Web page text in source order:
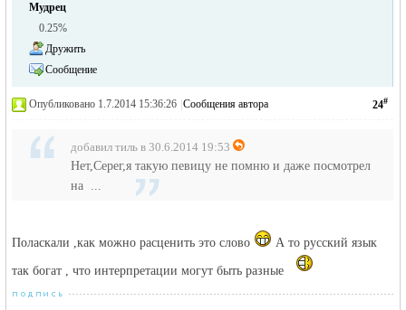
Мудрец
0.25%
Дружить
Сообщение
24#
Опубликовано 1.7.2014 15:36:26 Сообщения автора
добавил тиль в 30.6.2014 19:53
Нет,Серег,я такую певицу не помню и даже посмотрел
на ...
Поласкали ,как можно расценить это слово А то русский язык
так богат , что интерпретации могут быть разные